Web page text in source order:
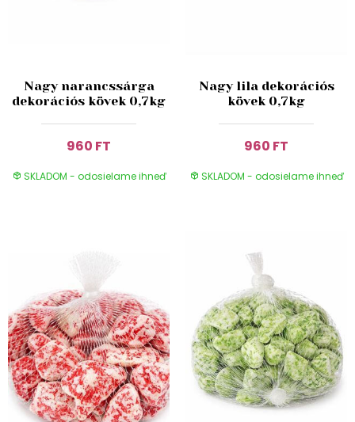
Nagy narancssárga
dekorációs kövek 0,7kg
960 FT
SKLADOM - odosielame ihneď
Nagy lila dekorációs
kövek 0,7kg
960 FT
SKLADOM - odosielame ihneď